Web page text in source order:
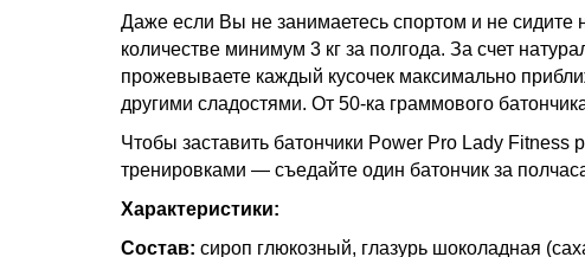
Даже если Вы не занимаетесь спортом и не сидите
количестве минимум 3 кг за полгода. За счет
прожевываете каждый кусочек максимально
другими сладостями. От 50-ка граммового
Чтобы заставить батончики Power Pro Lady
тренировками — съедайте один батончик за
Характеристики:
Состав: сироп глюкозный, глазурь шоколадная